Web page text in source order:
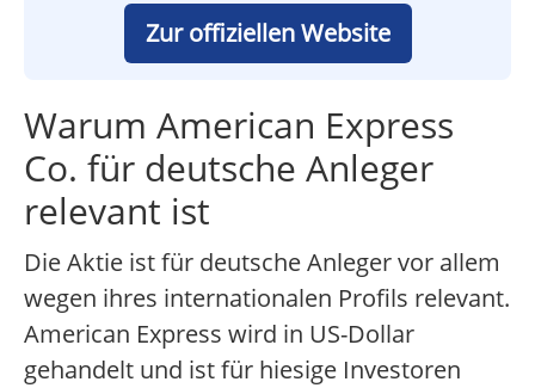
Zur offiziellen Website
Warum American Express
Co. für deutsche Anleger
relevant ist
Die Aktie ist für deutsche Anleger vor allem
wegen ihres internationalen Profils relevant.
American Express wird in US-Dollar
gehandelt und ist für hiesige Investoren